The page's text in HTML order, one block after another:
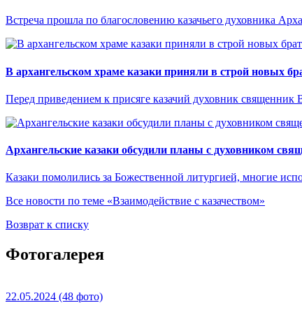
Встреча прошла по благословению казачьего духовника
В архангельском храме казаки приняли в строй новых
Перед приведением к присяге казачий духовник
Архангельские казаки обсудили планы с духовником
Казаки помолились за Божественной литургией, многие
Все новости по теме «Взаимодействие с казачеством»
Возврат к списку
Фотогалерея
22.05.2024 (48 фото)